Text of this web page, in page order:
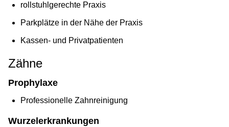
rollstuhlgerechte Praxis
Parkplätze in der Nähe der Praxis
Kassen- und Privatpatienten
Zähne
Prophylaxe
Professionelle Zahnreinigung
Wurzelerkrankungen